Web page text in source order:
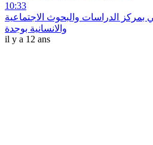
10:33
الدراسات والبحوث الاجتماعية
والانسانية بوجدة
il y a 12 ans